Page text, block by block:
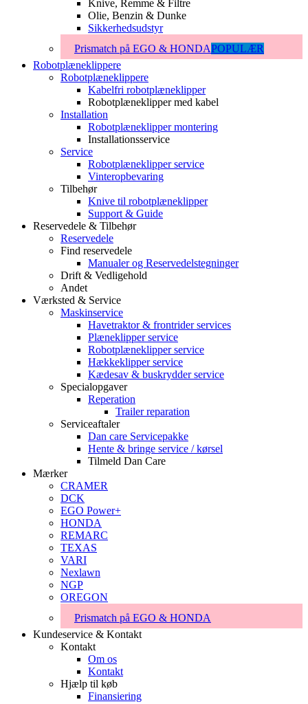
Knive, Remme & Filtre
Olie, Benzin & Dunke
Sikkerhedsudstyr
Prismatch på EGO & HONDAPOPULÆR
Robotplæneklippere
Robotplæneklippere
Kabelfri robotplæneklipper
Robotplæneklipper med kabel
Installation
Robotplæneklipper montering
Installationsservice
Service
Robotplæneklipper service
Vinteropbevaring
Tilbehør
Knive til robotplæneklipper
Support & Guide
Reservedele & Tilbehør
Reservedele
Find reservedele
Manualer og Reservedelstegninger
Drift & Vedligehold
Andet
Værksted & Service
Maskinservice
Havetraktor & frontrider services
Plæneklipper service
Robotplæneklipper service
Hækkeklipper service
Kædesav & buskrydder service
Specialopgaver
Reperation
Trailer reparation
Serviceaftaler
Dan care Servicepakke
Hente & bringe service / kørsel
Tilmeld Dan Care
Mærker
CRAMER
DCK
EGO Power+
HONDA
REMARC
TEXAS
VARI
Nexlawn
NGP
OREGON
Prismatch på EGO & HONDA
Kundeservice & Kontakt
Kontakt
Om os
Kontakt
Hjælp til køb
Finansiering